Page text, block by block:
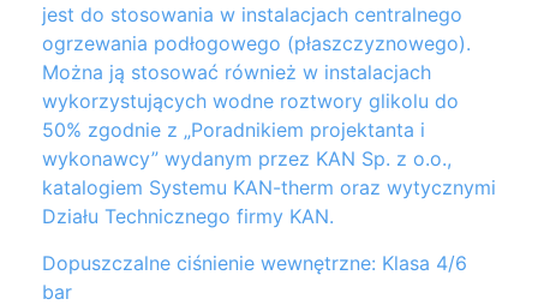
jest do stosowania w instalacjach centralnego
ogrzewania podłogowego (płaszczyznowego).
Można ją stosować również w instalacjach
wykorzystujących wodne roztwory glikolu do
50% zgodnie z „Poradnikiem projektanta i
wykonawcy” wydanym przez KAN Sp. z o.o.,
katalogiem Systemu KAN-therm oraz wytycznymi
Działu Technicznego firmy KAN.
Dopuszczalne ciśnienie wewnętrzne: Klasa 4/6
bar